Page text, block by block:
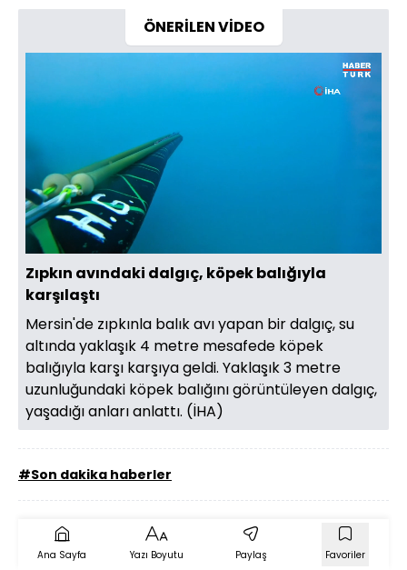
ÖNERİLEN VİDEO
Sesi
Aç
Yüklendi:
7.78%
Hızı
Zıpkın avındaki dalgıç, köpek balığıyla
karşılaştı
Mersin'de zıpkınla balık avı yapan bir dalgıç, su
altında yaklaşık 4 metre mesafede köpek
balığıyla karşı karşıya geldi. Yaklaşık 3 metre
uzunluğundaki köpek balığını görüntüleyen dalgıç,
yaşadığı anları anlattı. (İHA)
#Son dakika haberler
Ana Sayfa Yazı Boyutu Paylaş Favoriler